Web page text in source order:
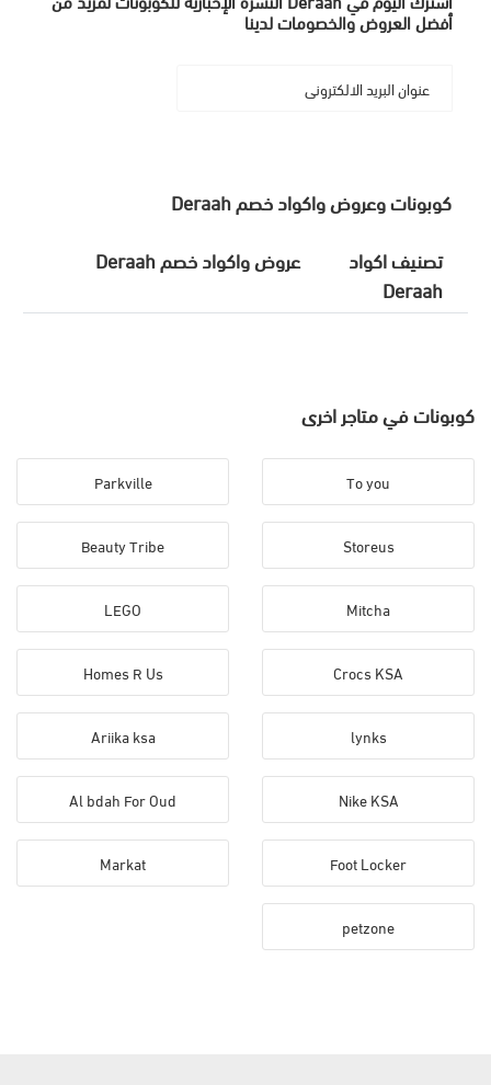
أفضل العروض والخصومات لدينا
كوبونات وعروض واكواد خصم Deraah
تصنيف اكواد
Deraah
عروض واكواد خصم Deraah
كوبونات في متاجر اخرى
To you
Parkville
Storeus
Beauty Tribe
Mitcha
LEGO
Crocs KSA
Homes R Us
lynks
Ariika ksa
Nike KSA
Al bdah For Oud
Foot Locker
Markat
petzone